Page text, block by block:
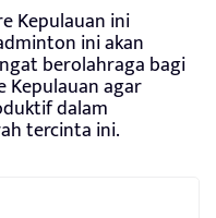
Kepulauan ini
ini akan
berolahraga bagi
Kepulauan agar
dalam
tercinta ini.